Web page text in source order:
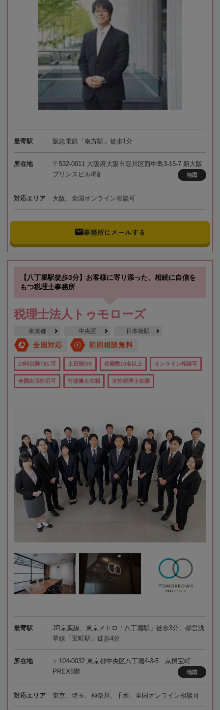
最寄駅 阪急電鉄「南方駅」徒歩1分
所在地
〒532-0011 大阪府大阪市淀川区西中島3-15-7 新大阪
プリンスビル4階
地図
対応エリア 大阪、全国オンライン相談可
事務所にメールする
【八丁堀駅徒歩3分】お客様に寄り添った、相続に自信を
もつ税理士事務所
税理士法人トゥモローズ
東京都 中央区 日本橋駅
全国対応 初回相談無料
19時以降TEL可 土日祝OK 在籍数10名以上 オンライン相談可
全国出張対応可 行政書士在籍 女性税理士在籍
最寄駅
JR京葉線、東京メトロ「八丁堀駅」徒歩3分、都営浅
草線「宝町駅」徒歩4分
所在地
〒104-0032 東京都中央区八丁堀4-3-5 京橋宝町
PREX6階
地図
対応エリア 東京、埼玉、神奈川、千葉、全国オンライン相談可